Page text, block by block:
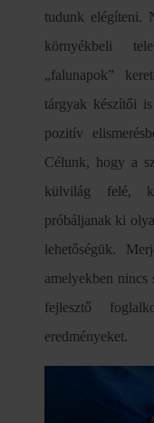
tudunk elégíteni.
környékbeli
„falunapok”
tárgyak készítői
pozitív
Célunk, hogy a
külvilág felé,
próbáljanak ki
lehetőségük.
amelyekben nincs
fejlesztő
eredményeket.